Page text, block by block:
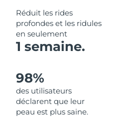
Réduit les rides
profondes et les ridules
en seulement
1 semaine.
98%
des utilisateurs
déclarent que leur
peau est plus saine.
Philippines
Pologne
Porto Rico
Qatar